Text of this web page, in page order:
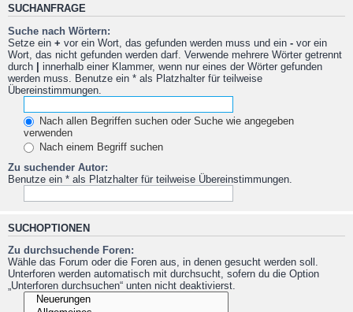
SUCHANFRAGE
Suche nach Wörtern:
Setze ein + vor ein Wort, das gefunden werden muss und ein - vor ein
Wort, das nicht gefunden werden darf. Verwende mehrere Wörter getrennt
durch | innerhalb einer Klammer, wenn nur eines der Wörter gefunden
werden muss. Benutze ein * als Platzhalter für teilweise
Übereinstimmungen.
Nach allen Begriffen suchen oder Suche wie angegeben
verwenden
Nach einem Begriff suchen
Zu suchender Autor:
Benutze ein * als Platzhalter für teilweise Übereinstimmungen.
SUCHOPTIONEN
Zu durchsuchende Foren:
Wähle das Forum oder die Foren aus, in denen gesucht werden soll.
Unterforen werden automatisch mit durchsucht, sofern du die Option
„Unterforen durchsuchen“ unten nicht deaktivierst.